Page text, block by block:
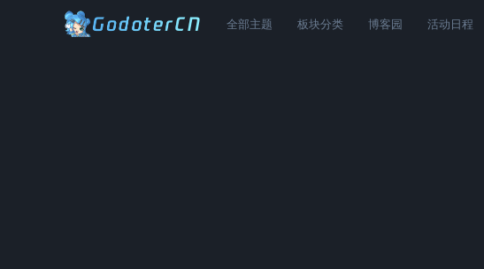
全部主题 板块分类 博客园 活动日程